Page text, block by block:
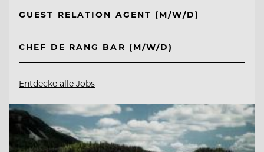
GUEST RELATION AGENT (M/W/D)
CHEF DE RANG BAR (M/W/D)
Entdecke alle Jobs